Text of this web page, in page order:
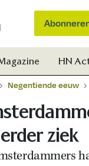
HN
Negentiende eeuw
ziek